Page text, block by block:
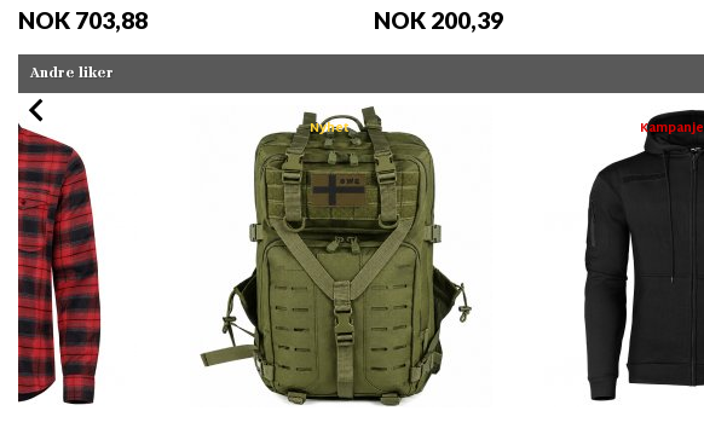
NOK 703,88 NOK 200,39
Andre liker
Nyhet Kampanje